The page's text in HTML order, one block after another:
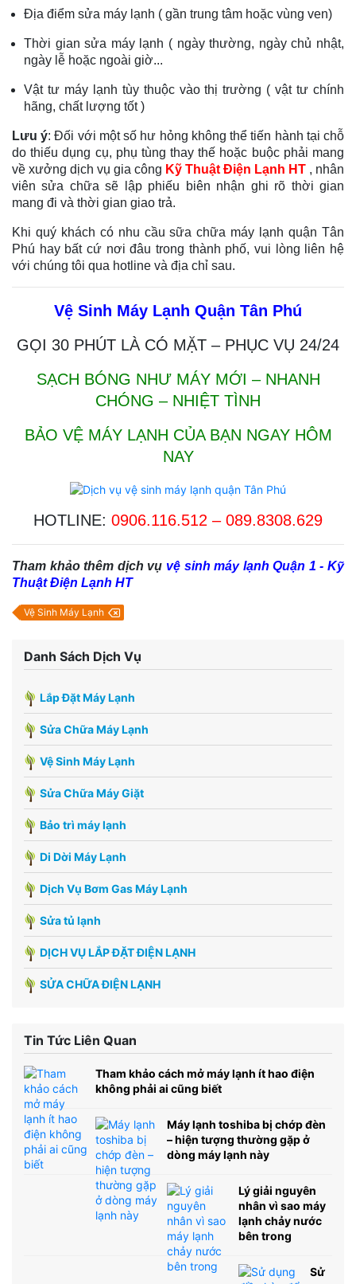
Địa điểm sửa máy lạnh ( gần trung tâm hoặc vùng ven)
Thời gian sửa máy lạnh ( ngày thường, ngày chủ nhật,
ngày lễ hoặc ngoài giờ...
Vật tư máy lạnh tùy thuộc vào thị trường ( vật tư chính
hãng, chất lượng tốt )
Lưu ý: Đối với một số hư hỏng không thể tiến hành tại chỗ
do thiếu dụng cụ, phụ tùng thay thế hoặc buộc phải mang
về xưởng dịch vụ gia công Kỹ Thuật Điện Lạnh HT , nhân
viên sửa chữa sẽ lập phiếu biên nhận ghi rõ thời gian
mang đi và thời gian giao trả.
Khi quý khách có nhu cầu sữa chữa máy lạnh quận Tân
Phú hay bất cứ nơi đâu trong thành phố, vui lòng liên hệ
với chúng tôi qua hotline và địa chỉ sau.
Vệ Sinh Máy Lạnh Quận Tân Phú
GỌI 30 PHÚT LÀ CÓ MẶT – PHỤC VỤ 24/24
SẠCH BÓNG NHƯ MÁY MỚI – NHANH
CHÓNG – NHIỆT TÌNH
BẢO VỆ MÁY LẠNH CỦA BẠN NGAY HÔM
NAY
HOTLINE: 0906.116.512 – 089.8308.629
Tham khảo thêm dịch vụ vệ sinh máy lạnh Quận 1 - Kỹ
Thuật Điện Lạnh HT
Vệ Sinh Máy Lạnh
Danh Sách Dịch Vụ
Lắp Đặt Máy Lạnh
Sửa Chữa Máy Lạnh
Vệ Sinh Máy Lạnh
Sửa Chữa Máy Giặt
Bảo trì máy lạnh
Di Dời Máy Lạnh
Dịch Vụ Bơm Gas Máy Lạnh
Sửa tủ lạnh
DỊCH VỤ LẮP ĐẶT ĐIỆN LẠNH
SỬA CHỮA ĐIỆN LẠNH
Tin Tức Liên Quan
Tham khảo cách mở máy lạnh ít hao điện
không phải ai cũng biết
Máy lạnh toshiba bị chớp đèn
– hiện tượng thường gặp ở
dòng máy lạnh này
Lý giải nguyên
nhân vì sao máy
lạnh chảy nước
bên trong
Sử